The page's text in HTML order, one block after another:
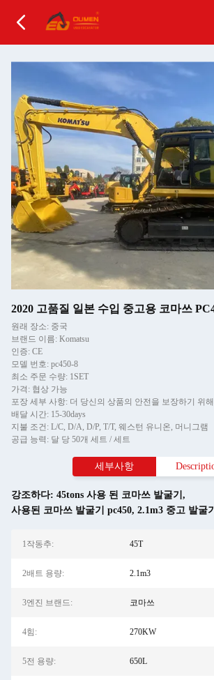
2020 고품질 일본 수입 중고용 코마쓰
원래 장소: 중국
브랜드 이름: Komatsu
인증: CE
모델 번호: pc450-8
최소 주문 수량: 1SET
가격: 협상 가능
배달 시간: 15-30days
지불 조건: L/C, D/A, D/P, T/T, 웨스턴 유니온, 머니그램
공급 능력: 달 당 50개 세트 / 세트
세부사항
강조하다: 45tons 사용 된 코마쓰 발굴기 ,
사용된 코마쓰 발굴기 pc450, 2.1m3 중고 발굴기
1작동추: 45T
2배트 용량: 2.1m3
3엔진 브랜드: 코마쓰
4힘: 270KW
5전 용량: 650L